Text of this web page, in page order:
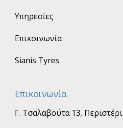
Υπηρεσίες
Επικοινωνία
Sianis Tyres
Επικοινωνία
Γ. Τσαλαβούτα 13, Περιστέρι